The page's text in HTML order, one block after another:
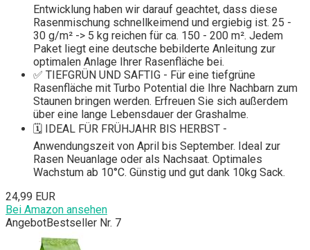
Entwicklung haben wir darauf geachtet, dass diese
Rasenmischung schnellkeimend und ergiebig ist. 25 -
30 g/m² -> 5 kg reichen für ca. 150 - 200 m². Jedem
Paket liegt eine deutsche bebilderte Anleitung zur
optimalen Anlage Ihrer Rasenfläche bei.
✅ TIEFGRÜN UND SAFTIG - Für eine tiefgrüne
Rasenfläche mit Turbo Potential die Ihre Nachbarn zum
Staunen bringen werden. Erfreuen Sie sich außerdem
über eine lange Lebensdauer der Grashalme.
🗓 IDEAL FÜR FRÜHJAHR BIS HERBST -
Anwendungszeit von April bis September. Ideal zur
Rasen Neuanlage oder als Nachsaat. Optimales
Wachstum ab 10°C. Günstig und gut dank 10kg Sack.
24,99 EUR
Bei Amazon ansehen
AngebotBestseller Nr. 7